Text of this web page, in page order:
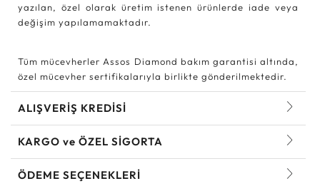
yazılan, özel olarak üretim istenen ürünlerde iade veya
değişim yapılamamaktadır.
Tüm mücevherler Assos Diamond bakım garantisi altında,
özel mücevher sertifikalarıyla birlikte gönderilmektedir.
ALIŞVERİŞ KREDİSİ
KARGO ve ÖZEL SİGORTA
ÖDEME SEÇENEKLERİ